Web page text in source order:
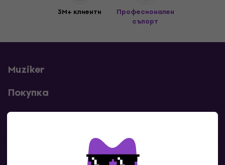
3M+ клиенти
Професионален
съпорт
Muziker
Покупка
Полезни линкове